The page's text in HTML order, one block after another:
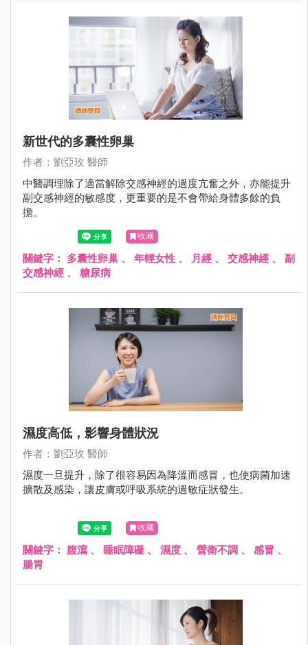
新世代的多囊性卵巢
作者：劉亞玫 醫師
中醫調理除了適當解除交感神經的過度亢奮之外，亦能提升
副交感神經的敏感度，更重要的是不會帶給身體多餘的負
擔。
收藏
關鍵字： 多囊性卵巢 、 年輕女性 、 月經 、 交感神經 、 副
交感神經 、 糖尿病
濕度高低，影響身體狀況
作者：劉亞玫 醫師
濕度一旦提升，除了很容易因為降溫而感冒，也使病菌加速
擴散及感染，讓皮膚或呼吸系統的過敏症狀發生。
收藏
關鍵字： 腹瀉 、 睡眠障礙 、 濕度 、 營衛不調 、 感冒 、
腸胃